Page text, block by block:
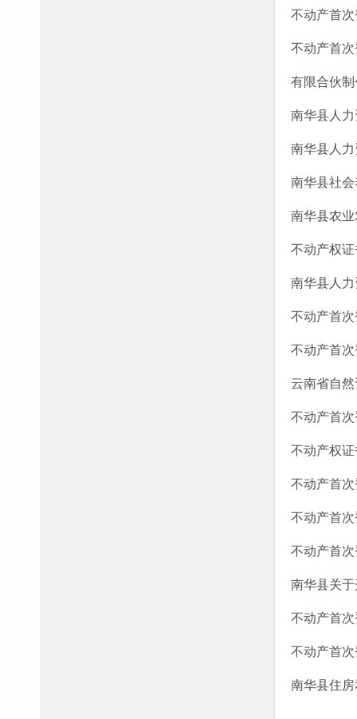
不动产首
不动产首
有限合伙
南华县人
南华县人
南华县社
南华县农
不动产权
南华县人
不动产首
不动产首
云南省自
不动产首
不动产权
不动产首
不动产首
不动产首
南华县关
不动产首
不动产首
南华县住